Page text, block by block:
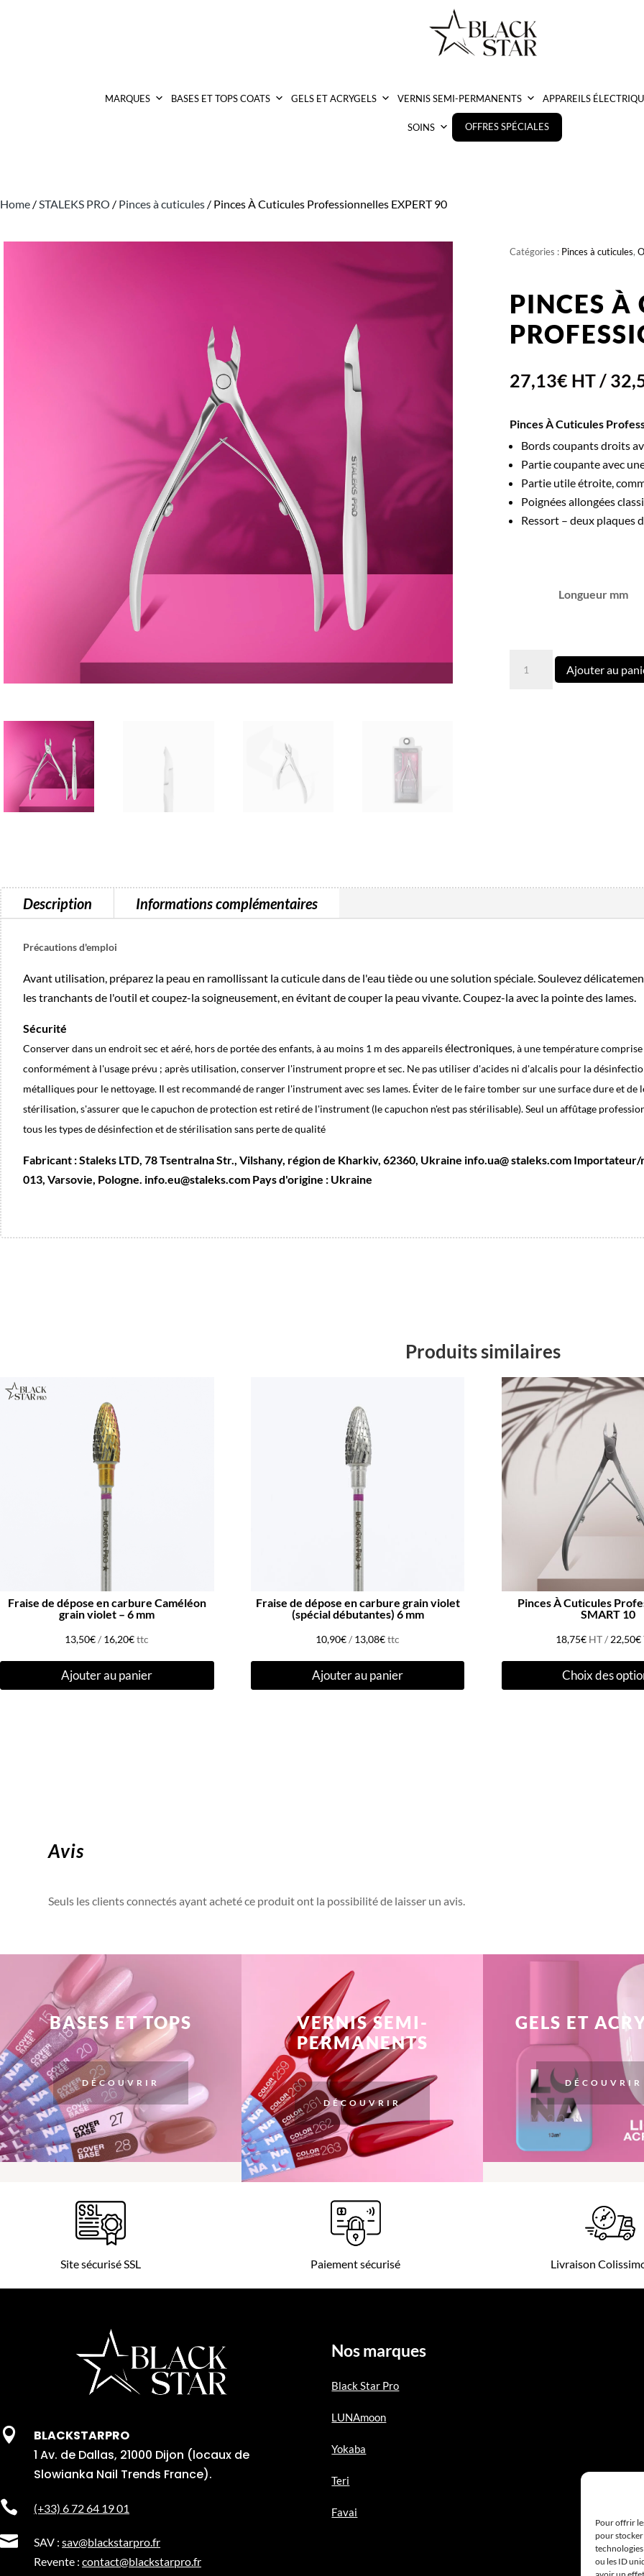
Pour offrir
pour stocker
ou les ID
MARQUES BASES ET TOPS COATS GELS ET ACRYGELS VERNIS SEMI-PERMANENTS APPAREILS
SOINS OFFRES SPÉCIALES
Home /STALEKS PRO / Pinces à cuticules / Pinces À Cuticules Professionnelles EXPERT 90
Catégories : Pinces à cuticules,
PINCES À
27,13€ HT /
Pinces À Cuticules
Bords coupants droits
Partie coupante avec
Partie utile étroite,
Poignées allongées
Ressort – deux plaques
Longueur mm
Ajouter au
Description Informations complémentaires
Précautions d'emploi
Avant utilisation, préparez la peau en ramollissant la cuticule dans de l'eau tiède ou une solution spéciale. Soulevez
les tranchants de l'outil et coupez-la soigneusement, en évitant de couper la peau vivante. Coupez-la avec la pointe des lames.
Sécurité
Conserver dans un endroit sec et aéré, hors de portée des enfants, à au moins 1 m des appareilsélectroniques, à une température
conformément à l'usage prévu ; après utilisation, conserver l'instrument propre et sec. Ne pas utiliser d'acides ni d'alcalis pour la
métalliques pour le nettoyage. Il est recommandé de ranger l'instrument avec ses lames. Éviter de le faire tomber sur une surface dure et
stérilisation, s'assurer que le capuchon de protection est retiré de l'instrument (le capuchon n'est pas stérilisable). Seul un affûtage
tous les types de désinfection et de stérilisation sans perte de qualité
Fabricant : Staleks LTD, 78 Tsentralna Str., Vilshany, région de Kharkiv, 62360, Ukraine info.ua@ staleks.com
013, Varsovie, Pologne. info.eu@staleks.com Pays d'origine : Ukraine
Produits similaires
Fraise de dépose en carbure Caméléon
grain violet – 6 mm
13,50€/ 16,20€ttc
Ajouter au panier
Fraise de dépose en carbure grain violet
(spécial débutantes) 6 mm
10,90€/ 13,08€ttc
Ajouter au panier
Pinces À Cuticules
SMART 10
18,75€HT / 22,50€
Choix des
Avis
Seuls les clients connectés ayant acheté ce produit ont la possibilité de laisser un avis.
BASES ET TOPS
DÉCOUVRIR
VERNIS SEMI-
PERMANENTS
DÉCOUVRIR
GELS ET
DÉCOUVRIR
Site sécurisé SSL Paiement sécurisé Livraison

BLACKSTARPRO
1 Av. de Dallas, 21000 Dijon (locaux de
Slowianka Nail Trends France).
 (+33) 6 72 64 19 01
 SAV :sav@blackstarpro.fr
Revente :contact@blackstarpro.fr
Nos marques
Black Star Pro
LUNAmoon
Yokaba
Teri
Favai